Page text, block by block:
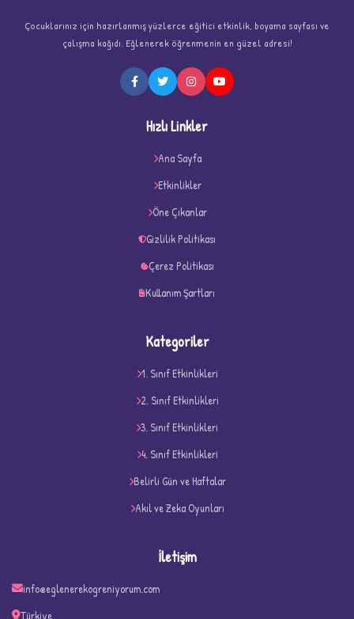
D
Çocuklarınız için hazırlanmış yüzlerce eğitici etkinlik, boyama sayfası ve
çalışma kağıdı. Eğlenerek öğrenmenin en güzel adresi!
Hızlı Linkler
Ana Sayfa
Etkinlikler
Öne Çıkanlar
Gizlilik Politikası
Çerez Politikası
Kullanım Şartları
Kategoriler
1. Sınıf Etkinlikleri
2. Sınıf Etkinlikleri
3. Sınıf Etkinlikleri
4. Sınıf Etkinlikleri
Belirli Gün ve Haftalar
Akıl ve Zeka Oyunları
İletişim
info@eglenerekogreniyorum.com
Türkiye